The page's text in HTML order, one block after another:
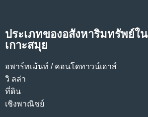
ประเภทของอสังหาริมทรัพย์ใน
เกาะสมุย
อพาร์ทเม้นท์ / คอนโดทาวน์เฮาส์
วิ ลล่า
ที่ดิน
เชิงพาณิชย์